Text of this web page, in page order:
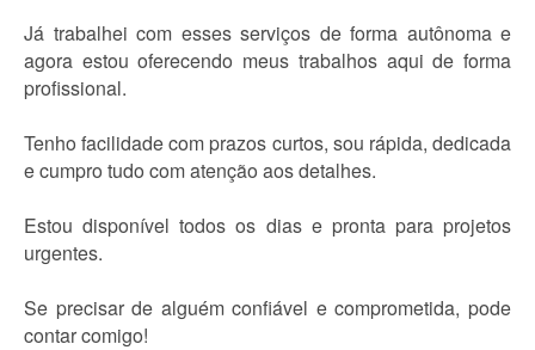
Já trabalhei com esses serviços de forma autônoma e
agora estou oferecendo meus trabalhos aqui de forma
profissional.
Tenho facilidade com prazos curtos, sou rápida, dedicada
e cumpro tudo com atenção aos detalhes.
Estou disponível todos os dias e pronta para projetos
urgentes.
Se precisar de alguém confiável e comprometida, pode
contar comigo!